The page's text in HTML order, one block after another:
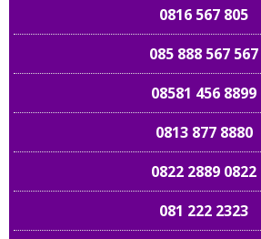
0816 567 805
085 888 567 567
08581 456 8899
0813 877 8880
0822 2889 0822
081 222 2323